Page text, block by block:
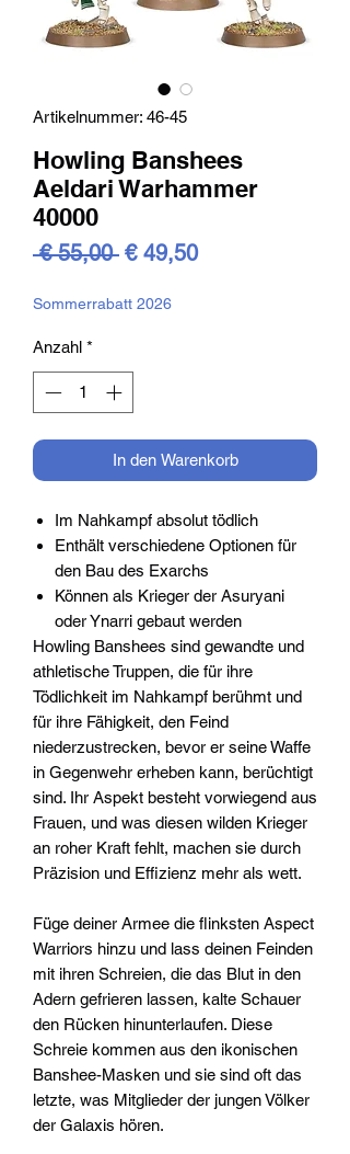
Artikelnummer: 46-45
Howling Banshees
Aeldari Warhammer
40000
€ 55,00 Standardpreis
€ 49,50Sale-
Sommerrabatt 2026
Anzahl *
In den Warenkorb
Im Nahkampf absolut tödlich
Enthält verschiedene Optionen für
den Bau des Exarchs
Können als Krieger der Asuryani
oder Ynarri gebaut werden
Howling Banshees sind gewandte und
athletische Truppen, die für ihre
Tödlichkeit im Nahkampf berühmt und
für ihre Fähigkeit, den Feind
niederzustrecken, bevor er seine Waffe
in Gegenwehr erheben kann, berüchtigt
sind. Ihr Aspekt besteht vorwiegend aus
Frauen, und was diesen wilden Krieger
an roher Kraft fehlt, machen sie durch
Präzision und Effizienz mehr als wett.
Füge deiner Armee die flinksten Aspect
Warriors hinzu und lass deinen Feinden
mit ihren Schreien, die das Blut in den
Adern gefrieren lassen, kalte Schauer
den Rücken hinunterlaufen. Diese
Schreie kommen aus den ikonischen
Banshee-Masken und sie sind oft das
letzte, was Mitglieder der jungen Völker
der Galaxis hören.